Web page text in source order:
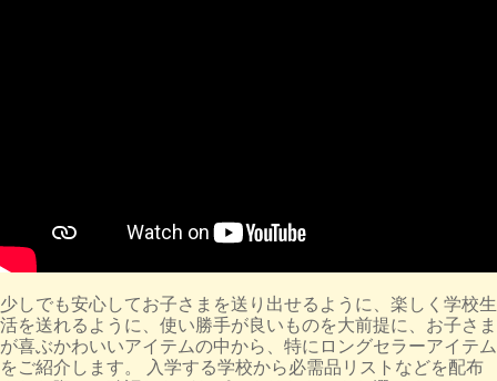
少しでも安心してお子さまを送り出せるように、楽しく学校生
活を送れるように、使い勝手が良いものを大前提に、お子さま
が喜ぶかわいいアイテムの中から、特にロングセラーアイテム
をご紹介します。 入学する学校から必需品リストなどを配布